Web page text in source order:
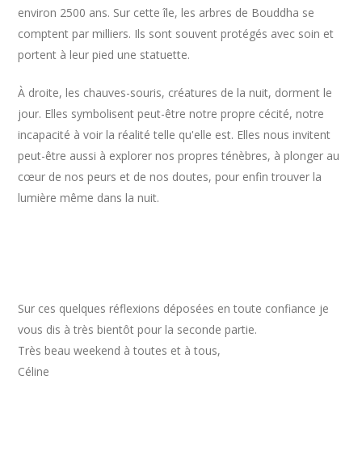
environ 2500 ans. Sur cette île, les arbres de Bouddha se
comptent par milliers. Ils sont souvent protégés avec soin et
portent à leur pied une statuette.
À droite, les chauves-souris, créatures de la nuit, dorment le
jour. Elles symbolisent peut-être notre propre cécité, notre
incapacité à voir la réalité telle qu'elle est. Elles nous invitent
peut-être aussi à explorer nos propres ténèbres, à plonger au
cœur de nos peurs et de nos doutes, pour enfin trouver la
lumière même dans la nuit.
Sur ces quelques réflexions déposées en toute confiance je
vous dis à très bientôt pour la seconde partie.
Très beau weekend à toutes et à tous,
Céline